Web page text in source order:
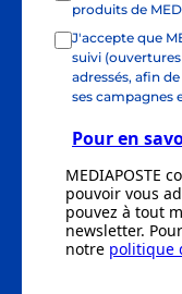
produits de
J'accepte que MEDIAPOSTE utilise des technologies de
suivi
adressés, afin
ses campagnes
Pour en
MEDIAPOSTE
pouvoir vous
pouvez à tout
newsletter.
notre politique